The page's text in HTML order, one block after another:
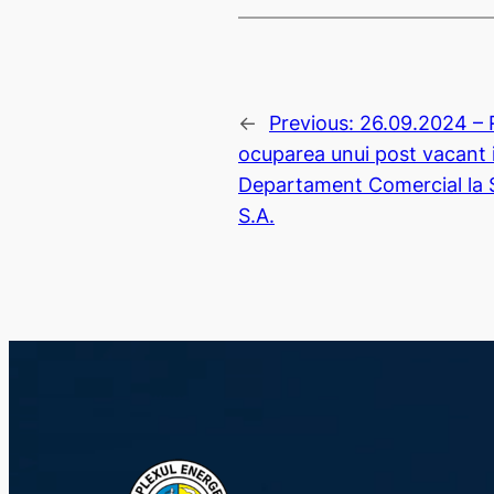
← Previous: 26.09.2024 –
ocuparea unui post
Departament Comercial la
S.A.